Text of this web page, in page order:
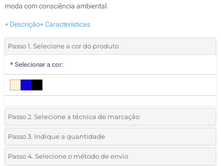
moda com consciência ambiental.
+ Descrição+ Características
Passo 1. Selecione a cor do produto
* Selecionar a cor:
Passo 2. Selecione a técnica de marcação
*Selecione o tipo de marcação e as cores do logotipo:
1 Cor (Num lado)
Passo 3. Indique a quantidade
*Quantidade mínima:25
Passo 4. Selecione o método de envio